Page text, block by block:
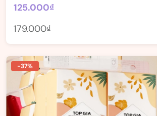
125.000₫
179.000₫
-37%